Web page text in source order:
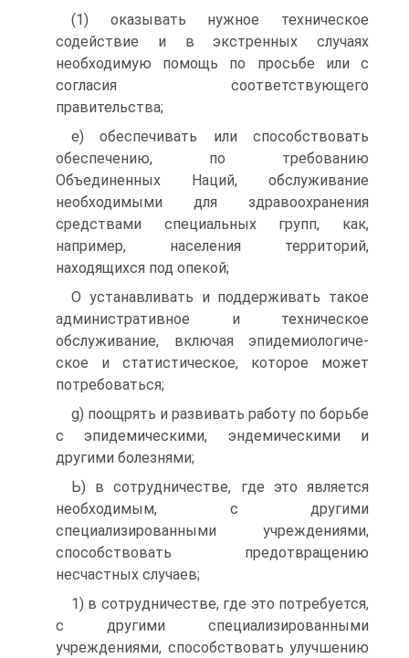
(1) оказывать нужное техническое
содействие и в экстрен­ных случаях
необходимую помощь по просьбе или с
согласия соответствующего
правительства;
е) обеспечивать или способствовать
обеспечению, по тре­бованию
Объединенных Наций, обслуживание
необходимыми для здравоохранения
средствами специальных групп, как,
например, населения территорий,
находящихся под опекой;
О устанавливать и поддерживать такое
административ­ное и техническое
обслуживание, включая эпидемиологиче­
ское и статистическое, которое может
потребоваться;
g) поощрять и развивать работу по борьбе
с эпидемиче­скими, эндемическими и
другими болезнями;
Ь) в сотрудничестве, где это является
необходимым, с другими
специализированными учреждениями,
способство­вать предотвращению
несчастных случаев;
1) в сотрудничестве, где это потребуется,
с другими специ­ализированными
учреждениями, способствовать улучшению